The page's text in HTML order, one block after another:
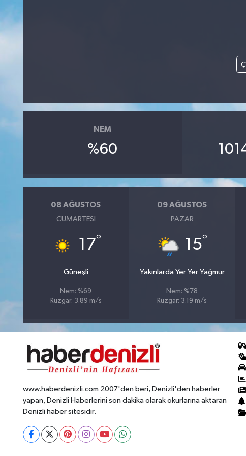
NEM
%60
08 AĞUSTOS
CUMARTESI
17°
Güneşli
Nem: %69
Rüzgar: 3.89 m/s
09 AĞUSTOS
PAZAR
15°
Yakınlarda Yer Yer Yağmur
Nem: %78
Rüzgar: 3.19 m/s
www.haberdenizli.com 2007'den beri, Denizli'den haberler
yapan, Denizli Haberlerini son dakika olarak okurlarına aktaran
Denizli haber sitesidir.